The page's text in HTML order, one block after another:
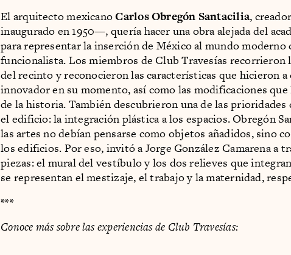
El arquitecto mexicanoCarlos Obregón Santacilia,
inaugurado en 1950—, quería hacer una obra alejada del
para representar la inserción de México al mundo moderno
funcionalista. Los miembros de Club Travesías recorrieron
del recinto y reconocieron las características que hicieron
innovador en su momento, así como las modificaciones que
de la historia. También descubrieron una de las
el edificio: la integración plástica a los espacios. Obregón
las artes no debían pensarse como objetos añadidos, sino
los edificios. Por eso, invitó a Jorge González Camarena a
piezas: el mural del vestíbulo y los dos relieves que
se representan el mestizaje, el trabajo y la maternidad,
***
Conoce más sobre las experiencias de Club Travesías: